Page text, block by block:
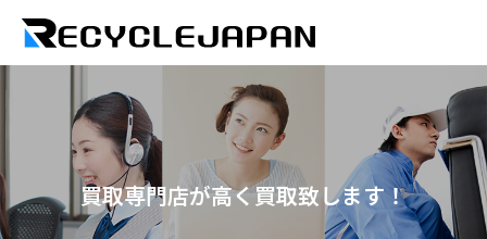
買取専門店が高く買取致します！